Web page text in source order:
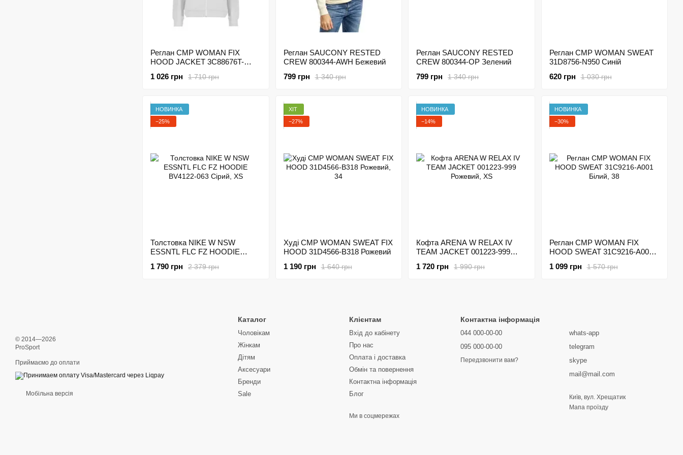
Реглан CMP WOMAN FIX
HOOD JACKET 3C88676T-
1 710 грн
1 026 грн
Реглан SAUCONY RESTED
CREW 800344-AWH Бежевий
1 340 грн
799 грн
Реглан SAUCONY RESTED
CREW 800344-OP Зелений
1 340 грн
799 грн
Реглан CMP WOMAN SWEAT
31D8756-N950 Синій
1 030 грн
620 грн
НОВИНКА
−25%
Толстовка NIKE W NSW
ESSNTL FLC FZ HOODIE
2 379 грн
1 790 грн
ХІТ
−27%
Худі CMP WOMAN SWEAT FIX
HOOD 31D4566-B318 Рожевий
1 640 грн
1 190 грн
НОВИНКА
−14%
Кофта ARENA W RELAX IV
TEAM JACKET 001223-999
1 990 грн
1 720 грн
НОВИНКА
−30%
Реглан CMP WOMAN FIX
HOOD SWEAT 31C9216-A001
1 570 грн
1 099 грн
© 2014—2026
ProSport
Приймаємо до оплати
Мобільна версія
Каталог
Чоловікам
Жінкам
Дітям
Аксесуари
Бренди
Sale
Клієнтам
Вхід до кабінету
Про нас
Оплата і доставка
Обмін та повернення
Контактна інформація
Блог
Ми в соцмережах
Контактна інформація
044 000-00-00
095 000-00-00
Передзвонити вам?
whats-app
telegram
skype
mail@mail.com
Київ, вул. Хрещатик
Мапа проїзду